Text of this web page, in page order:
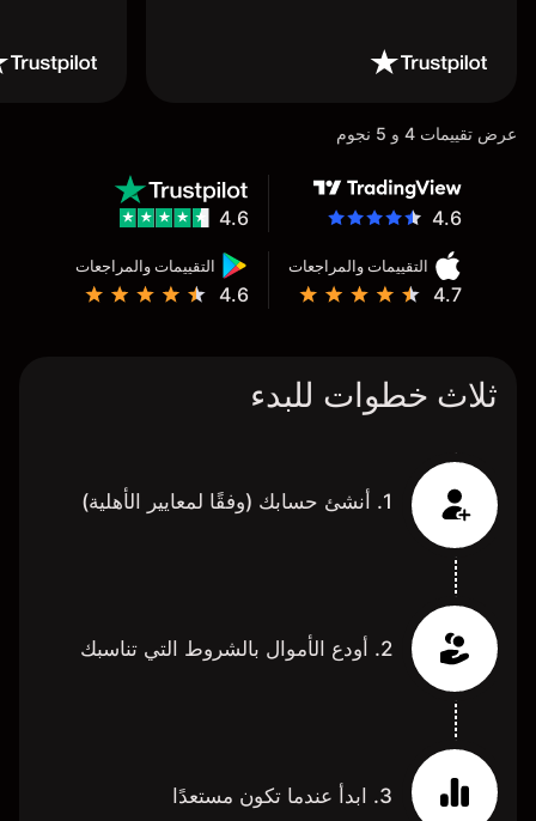
عرض تقييمات 4 و 5 نجوم
4.6
التقييمات والمراجعات
4.7
التقييمات والمراجعات
4.6
4.6
ثلاث خطوات للبدء
1. أنشئ حسابك (وفقًا لمعايير الأهلية)
2. أودع الأموال بالشروط التي تناسبك
3. ابدأ عندما تكون مستعدًا